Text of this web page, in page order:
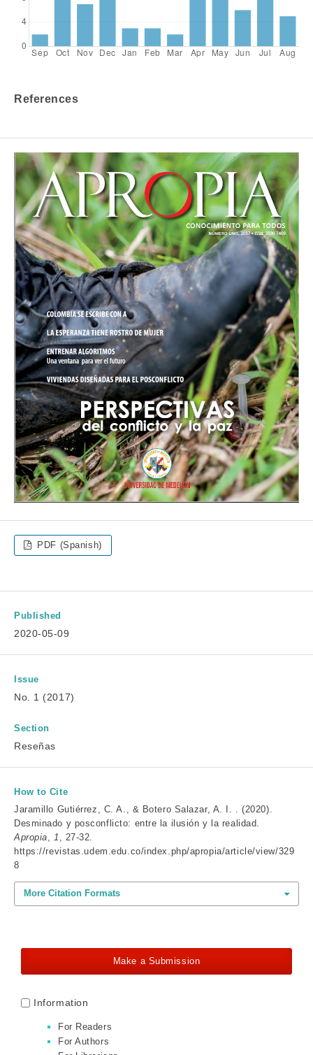
References
PDF (Spanish)
Published
2020-05-09
Issue
No. 1 (2017)
Section
Reseñas
How to Cite
Jaramillo Gutiérrez, C. A., & Botero Salazar, A. I. . (2020).
Desminado y posconflicto: entre la ilusión y la realidad.
Apropia
1
, 27-32.
https://revistas.udem.edu.co/index.php/apropia/article/view/329
8
More Citation Formats
Make a Submission
Information
For Readers
For Authors